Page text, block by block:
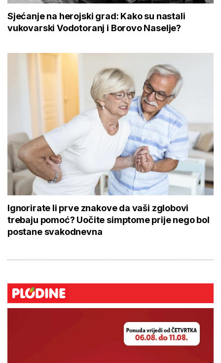
Sjećanje na herojski grad: Kako su nastali
vukovarski Vodotoranj i Borovo Naselje?
Ignorirate li prve znakove da vaši zglobovi
trebaju pomoć? Uočite simptome prije nego bol
postane svakodnevna